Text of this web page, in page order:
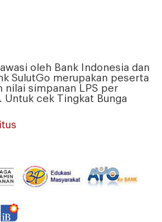
oleh Bank Indonesia dan
SulutGo merupakan peserta
nilai simpanan LPS per
Untuk cek Tingkat Bunga